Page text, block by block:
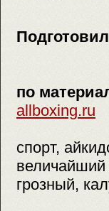
по
allboxing.ru
спорт,
величайший
грозный,